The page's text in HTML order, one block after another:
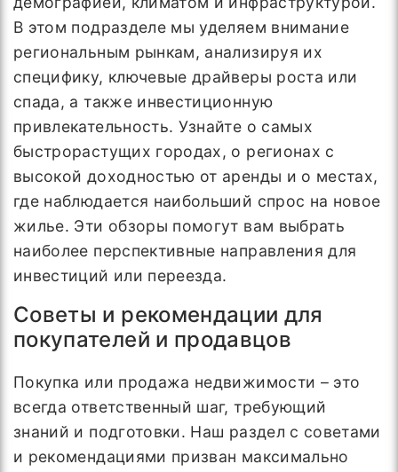
В этом подразделе мы уделяем внимание
региональным рынкам, анализируя их
специфику, ключевые драйверы роста или
спада, а также инвестиционную
привлекательность. Узнайте о самых
быстрорастущих городах, о регионах с
высокой доходностью от аренды и о местах,
где наблюдается наибольший спрос на новое
жилье. Эти обзоры помогут вам выбрать
наиболее перспективные направления для
инвестиций или переезда.
Советы и рекомендации для
покупателей и продавцов
Покупка или продажа недвижимости – это
всегда ответственный шаг, требующий
знаний и подготовки. Наш раздел с советами
и рекомендациями призван максимально